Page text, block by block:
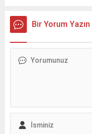
platformu Carbonmap,
uluslararası alanda önemli
Bir Yorum Yazın